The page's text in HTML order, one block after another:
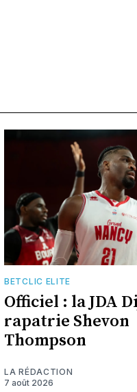
BETCLIC ELITE
Officiel : la JDA
rapatrie Shevon
Thompson
LA RÉDACTION
7 août 2026